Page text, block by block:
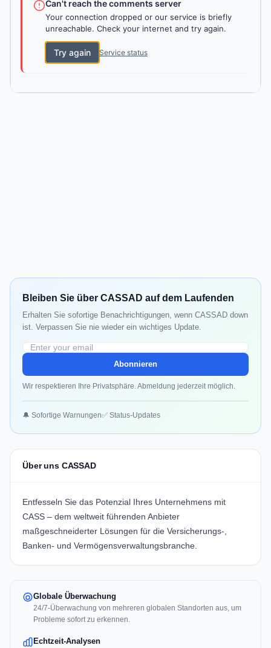
Can't reach the comments server
Your connection dropped or our service is briefly
unreachable. Check your internet and try again.
Try again Service status
Bleiben Sie über CASSAD auf dem Laufenden
Erhalten Sie sofortige Benachrichtigungen, wenn CASSAD down
ist. Verpassen Sie nie wieder ein wichtiges Update.
Abonnieren
Wir respektieren Ihre Privatsphäre. Abmeldung jederzeit möglich.
🔔 Sofortige Warnungen✅ Status-Updates
Über uns CASSAD
Entfesseln Sie das Potenzial Ihres Unternehmens mit
CASS – dem weltweit führenden Anbieter
maßgeschneiderter Lösungen für die Versicherungs-,
Banken- und Vermögensverwaltungsbranche.
Globale Überwachung
24/7-Überwachung von mehreren globalen Standorten aus, um
Probleme sofort zu erkennen.
Echtzeit-Analysen